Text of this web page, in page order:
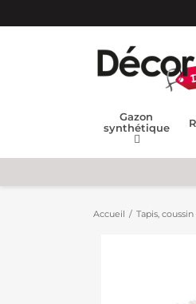
Gazon
synthétique
Accueil Tapis,